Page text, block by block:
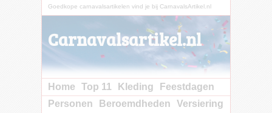
Goedkope carnavalsartikelen vind je bij CarnavalsArtikel.nl
Carnavalsartikel.nl
Home Top 11 Kleding
Feestdagen
Personen
Beroemdheden
Versiering